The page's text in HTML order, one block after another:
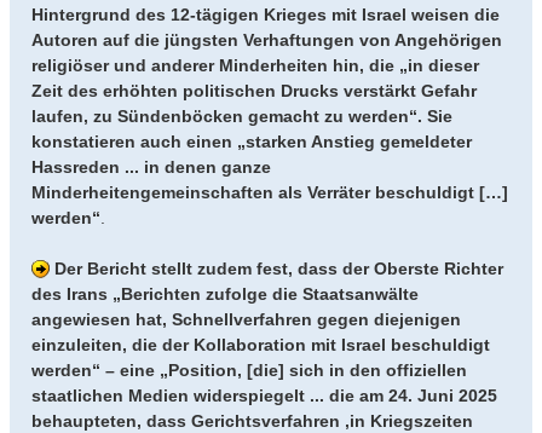
Hintergrund des 12-tägigen Krieges mit Israel weisen die
Autoren auf die jüngsten Verhaftungen von Angehörigen
religiöser und anderer Minderheiten hin, die „in dieser
Zeit des erhöhten politischen Drucks verstärkt Gefahr
laufen, zu Sündenböcken gemacht zu werden“. Sie
konstatieren auch einen „starken Anstieg gemeldeter
Hassreden ... in denen ganze
Minderheitengemeinschaften als Verräter beschuldigt […]
werden“
Der Bericht stellt zudem fest, dass der Oberste Richter
des Irans „Berichten zufolge die Staatsanwälte
angewiesen hat, Schnellverfahren gegen diejenigen
einzuleiten, die der Kollaboration mit Israel beschuldigt
werden“ – eine „Position, [die] sich in den offiziellen
staatlichen Medien widerspiegelt ... die am 24. Juni 2025
behaupteten, dass Gerichtsverfahren ‚in Kriegszeiten